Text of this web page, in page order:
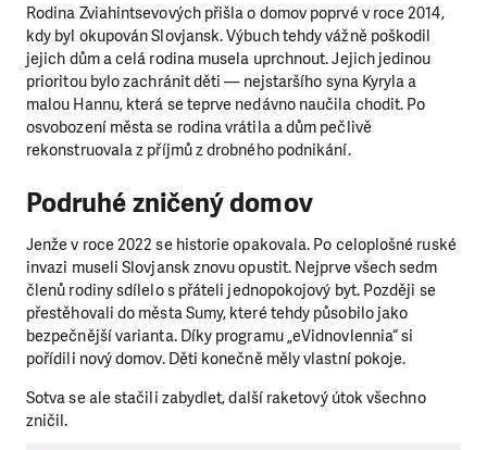
Rodina Zviahintsevových přišla o domov poprvé v roce 2014,
kdy byl okupován Slovjansk. Výbuch tehdy vážně poškodil
jejich dům a celá rodina musela uprchnout. Jejich jedinou
prioritou bylo zachránit děti — nejstaršího syna Kyryla a
malou Hannu, která se teprve nedávno naučila chodit. Po
osvobození města se rodina vrátila a dům pečlivě
rekonstruovala z příjmů z drobného podnikání.
Podruhé zničený domov
Jenže v roce 2022 se historie opakovala. Po celoplošné ruské
invazi museli Slovjansk znovu opustit. Nejprve všech sedm
členů rodiny sdílelo s přáteli jednopokojový byt. Později se
přestěhovali do města Sumy, které tehdy působilo jako
bezpečnější varianta. Díky programu „eVidnovlennia“ si
pořídili nový domov. Děti konečně měly vlastní pokoje.
Sotva se ale stačili zabydlet, další raketový útok všechno
zničil.